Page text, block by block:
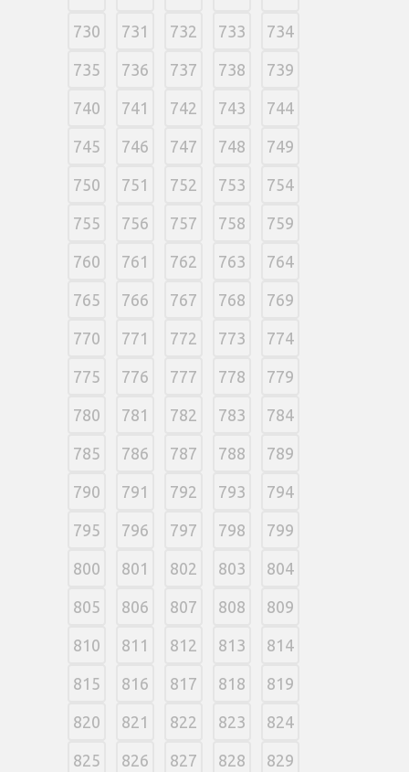
730 731 732 733 734
735 736 737 738 739
740 741 742 743 744
745 746 747 748 749
750 751 752 753 754
755 756 757 758 759
760 761 762 763 764
765 766 767 768 769
770 771 772 773 774
775 776 777 778 779
780 781 782 783 784
785 786 787 788 789
790 791 792 793 794
795 796 797 798 799
800 801 802 803 804
805 806 807 808 809
810 811 812 813 814
815 816 817 818 819
820 821 822 823 824
825 826 827 828 829